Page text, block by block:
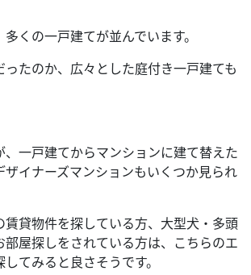
くの一戸建てが並んでいます。
ったのか、広々とした庭付き一戸建ても
、一戸建てからマンションに建て替えた
ザイナーズマンションもいくつか見られ
賃貸物件を探している方、大型犬・多頭
部屋探しをされている方は、こちらのエ
てみると良さそうです。